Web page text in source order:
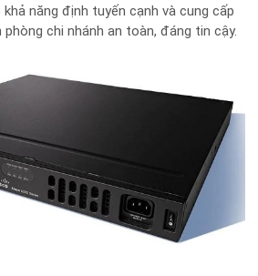
năng định tuyến cạnh và cung cấp
phòng chi nhánh an toàn, đáng tin cậy.